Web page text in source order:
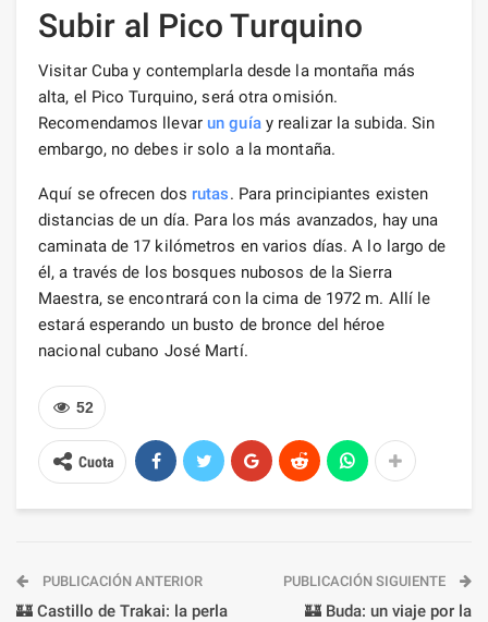
Subir al Pico Turquino
Visitar Cuba y contemplarla desde la montaña más
alta, el Pico Turquino, será otra omisión.
Recomendamos llevarun guíay realizar la subida. Sin
embargo, no debes ir solo a la montaña.
Aquí se ofrecen dos rutas. Para principiantes existen
distancias de un día. Para los más avanzados, hay una
caminata de 17 kilómetros en varios días. A lo largo de
él, a través de los bosques nubosos de la Sierra
Maestra, se encontrará con la cima de 1972 m. Allí le
estará esperando un busto de bronce del héroe
nacional cubano José Martí.
52
Cuota
PUBLICACIÓN ANTERIOR
🏰 Castillo de Trakai: la perla
PUBLICACIÓN SIGUIENTE
🏰 Buda: un viaje por la